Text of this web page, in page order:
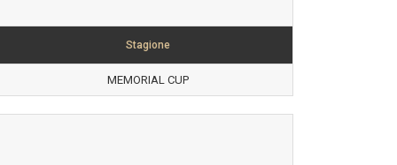
Stagione
MEMORIAL CUP